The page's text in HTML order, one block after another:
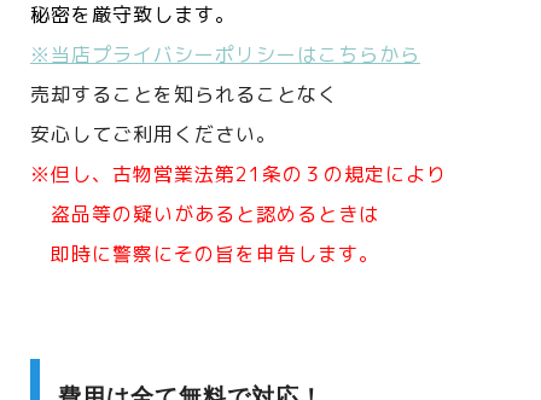
秘密を厳守致します。
※当店プライバシーポリシーはこちらから
売却することを知られることなく
安心してご利用ください。
※但し、古物営業法第21条の３の規定により
盗品等の疑いがあると認めるときは
即時に警察にその旨を申告します。